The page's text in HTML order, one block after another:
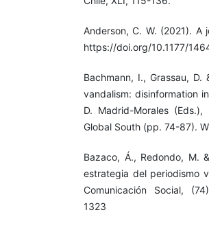
Anderson, C. W. (2021). A
https://doi.org/10.1177/
Bachmann, I., Grassau,
vandalism: disinformation
D. Madrid-Morales
Global South (pp. 74-87).
Bazaco, Á., Redondo, M.
estrategia del periodismo
Comunicación Social,
1323